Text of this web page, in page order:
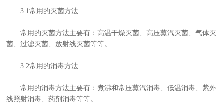
3.1常用的灭菌方法
常用的灭菌方法主要有：高温干燥灭菌、高压蒸汽灭菌、气体灭
菌、过滤灭菌、放射线灭菌等等。
3.2常用的消毒方法
常用的消毒方法主要有：煮沸和常压蒸汽消毒、低温消毒、紫外
线照射消毒、药剂消毒等等。